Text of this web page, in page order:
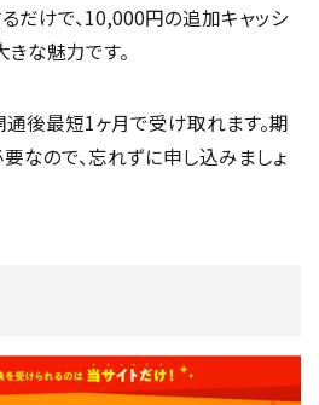
だけで、10,000円の追加キャッシ
な魅力です。
後最短1ヶ月で受け取れます。期
なので、忘れずに申し込みましょ